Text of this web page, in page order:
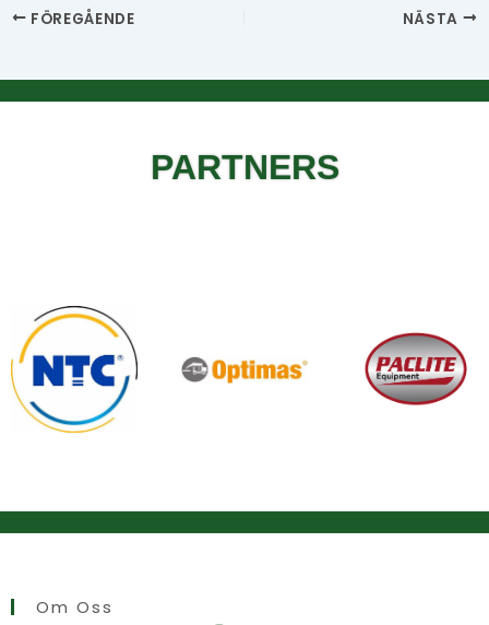
FÖREGÅENDE NÄSTA
PARTNERS
Om Oss